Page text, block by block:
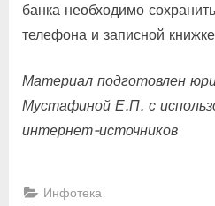
банка необходимо
телефона и записной
Материал подготовлен
Мустафиной Е.П. с
интернет-источников
Инфотека